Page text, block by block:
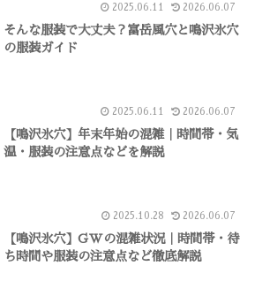
2025.06.11 2026.06.07
そんな服装で大丈夫？富岳風穴と鳴沢氷穴
の服装ガイド
2025.06.11 2026.06.07
【鳴沢氷穴】年末年始の混雑｜時間帯・気
温・服装の注意点などを解説
2025.10.28 2026.06.07
【鳴沢氷穴】GWの混雑状況｜時間帯・待
ち時間や服装の注意点など徹底解説